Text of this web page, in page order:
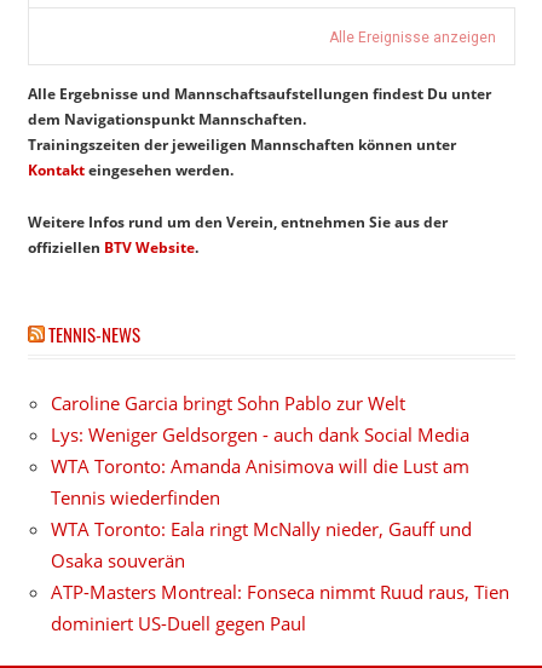
Alle Ereignisse anzeigen
Alle Ergebnisse und Mannschaftsaufstellungen findest Du unter
dem Navigationspunkt Mannschaften.
Trainingszeiten der jeweiligen Mannschaften können unter
Kontakteingesehen werden.
Weitere Infos rund um den Verein, entnehmen Sie aus der
offiziellen BTV Website.
TENNIS-NEWS
Caroline Garcia bringt Sohn Pablo zur Welt
Lys: Weniger Geldsorgen - auch dank Social Media
WTA Toronto: Amanda Anisimova will die Lust am
Tennis wiederfinden
WTA Toronto: Eala ringt McNally nieder, Gauff und
Osaka souverän
ATP-Masters Montreal: Fonseca nimmt Ruud raus, Tien
dominiert US-Duell gegen Paul